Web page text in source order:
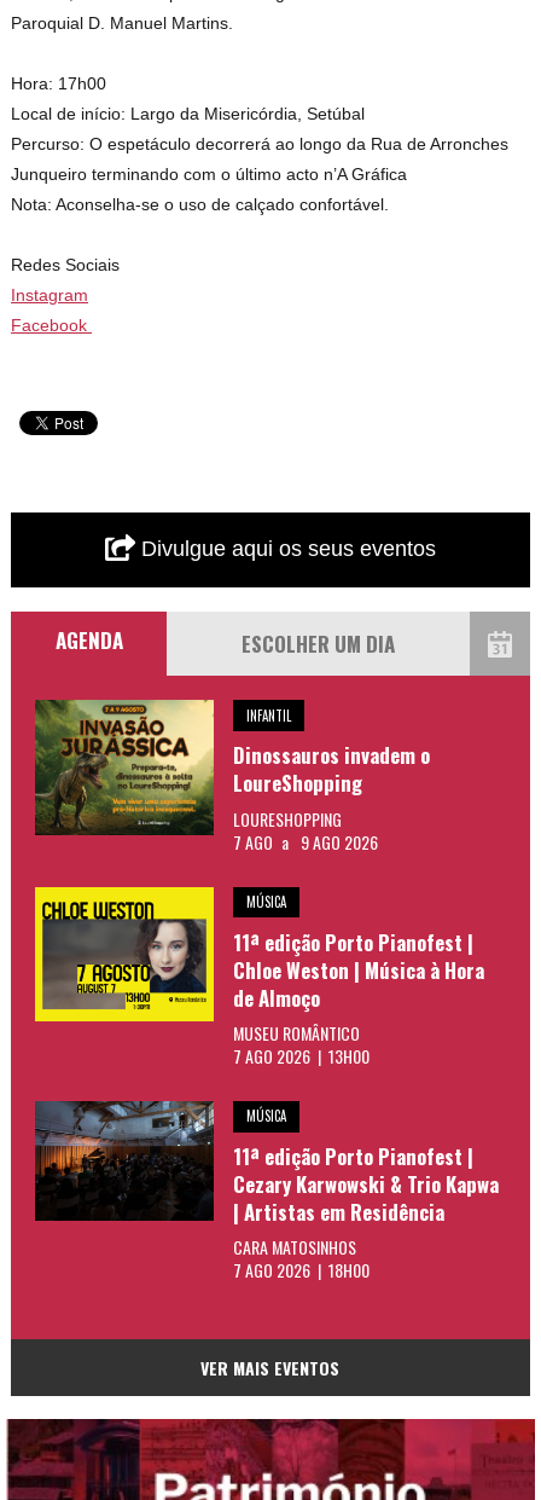
Paroquial D. Manuel Martins.
Hora: 17h00
Local de início: Largo da Misericórdia, Setúbal
Percurso: O espetáculo decorrerá ao longo da Rua de Arronches
Junqueiro terminando com o último acto n’A Gráfica
Nota: Aconselha-se o uso de calçado confortável.
Redes Sociais
Instagram
Facebook
Divulgue aqui os seus eventos
AGENDA
INFANTIL
Dinossauros invadem o
LoureShopping
LOURESHOPPING
7 AGO a 9 AGO 2026
MÚSICA
11ª edição Porto Pianofest |
Chloe Weston | Música à Hora
de Almoço
MUSEU ROMÂNTICO
7 AGO 2026 | 13H00
MÚSICA
11ª edição Porto Pianofest |
Cezary Karwowski & Trio Kapwa
| Artistas em Residência
CARA MATOSINHOS
7 AGO 2026 | 18H00
VER MAIS EVENTOS